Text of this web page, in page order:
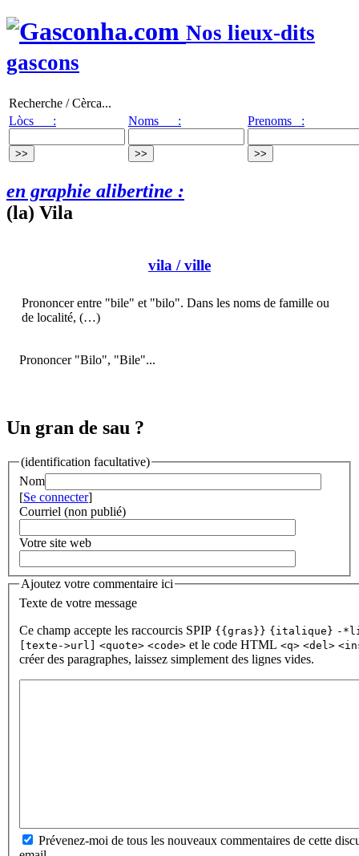
Nos lieux-dits
gascons
Recherche / Cèrca...
Lòcs :
Noms : Prenoms :
en graphie alibertine :
(la) Vila
vila / ville
Prononcer entre "bile" et "bilo". Dans les noms de famille ou
de localité, (…)
Prononcer "Bilo", "Bile"...
Un gran de sau ?
(identification facultative)
Nom
[Se connecter]
Courriel (non publié)
Votre site web
Ajoutez votre commentaire ici
Texte de votre message
Ce champ accepte les raccourcis SPIP {{gras}} {italique} -
[texte->url] <quote> <code> et le code HTML <q> <del>
créer des paragraphes, laissez simplement des lignes vides.
Prévenez-moi de tous les nouveaux commentaires de cette